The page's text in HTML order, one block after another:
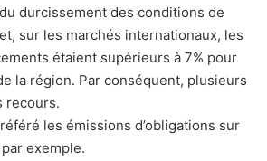
durcissement des conditions de
sur les marchés internationaux, les
étaient supérieurs à 7% pour
la région. Par conséquent, plusieurs
recours.
les émissions d’obligations sur
exemple.